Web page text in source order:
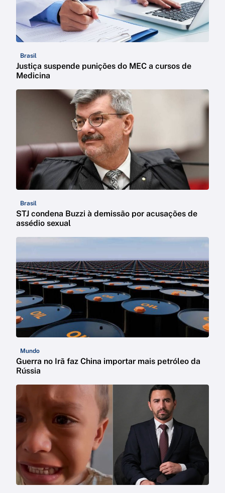
Brasil
Justiça suspende punições do MEC a cursos de
Medicina
Brasil
STJ condena Buzzi à demissão por acusações de
assédio sexual
Mundo
Guerra no Irã faz China importar mais petróleo da
Rússia